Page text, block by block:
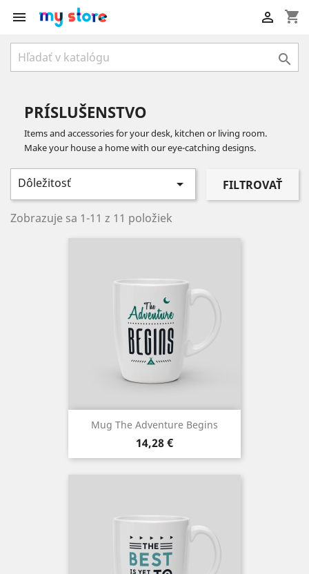
 shopping_cart


PRÍSLUŠENSTVO
Items and accessories for your desk, kitchen or living room.
Make your house a home with our eye-catching designs.
Dôležitosť  FILTROVAŤ
Zobrazuje sa 1-11 z 11 položiek
Mug The Adventure Begins
Cena
14,28 €